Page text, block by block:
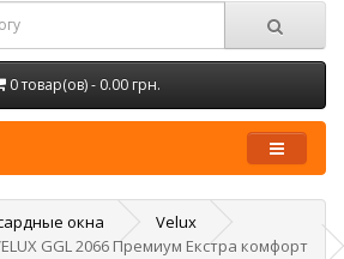
0 товар(ов) - 0.00 грн.
окна
Velux
GGL 2066 Премиум Екстра комфорт